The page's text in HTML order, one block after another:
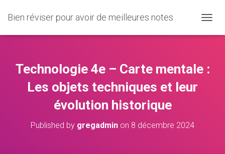
Bien réviser pour avoir de meilleures notes
U
R
Technologie 4e – Carte mentale :
Les objets techniques et leur
évolution historique
Published by gregadmin on 8 décembre 2024